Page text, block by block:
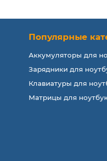
Популярные
Аккумуляторы для
Зарядники для
Клавиатуры для
Матрицы для